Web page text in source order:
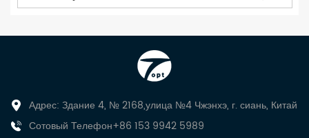
Адрес: Здание 4, № 2168,улица №4 Чжэнхэ, г. сиань, Китай
Сотовый Телефон+86 153 9942 5989